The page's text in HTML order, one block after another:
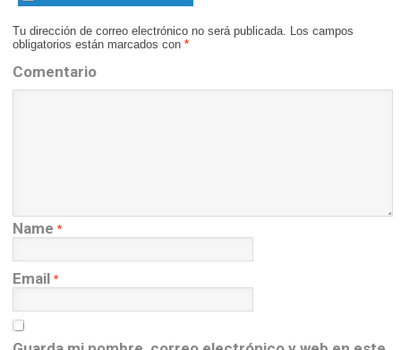
Tu dirección de correo electrónico no será publicada. Los campos
obligatorios están marcados con *
Comentario
Name *
Email *